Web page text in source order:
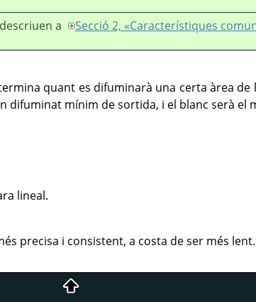
a
Secció 2, «Característiques
quant es difuminarà una certa àrea de
difuminat mínim de sortida, i el blanc serà el
lineal.
precisa i consistent, a costa de ser més lent.